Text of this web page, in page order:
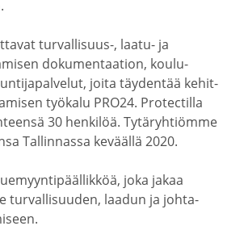
turvallisuus-​, laatu- ja
dokumen­taation, koulu­
joita täydentää kehit­
työkalu PRO24. Protec­tilla
30 henkilöä. Tytäryh­tiömme
Tallin­nassa keväällä 2020.
joka jakaa
turval­li­suuden, laadun ja johta­